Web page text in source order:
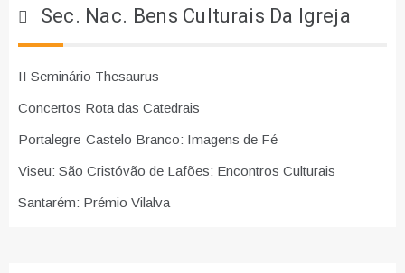
Sec. Nac. Bens Culturais Da Igreja
II Seminário Thesaurus
Concertos Rota das Catedrais
Portalegre-Castelo Branco: Imagens de Fé
Viseu: São Cristóvão de Lafões: Encontros Culturais
Santarém: Prémio Vilalva